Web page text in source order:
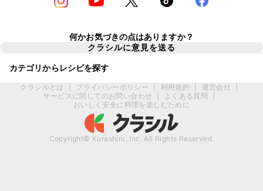
何かお気づきの点はありますか？
クラシルに意見を送る
カテゴリからレシピを探す
クラシルとは プライバシーポリシー 利用規約 運営会社
サービスに関してのお問い合わせ
よくある質問
おいしく安全に料理を楽しむために
Copyright© Kurashiru, Inc. All Rights Reserved.